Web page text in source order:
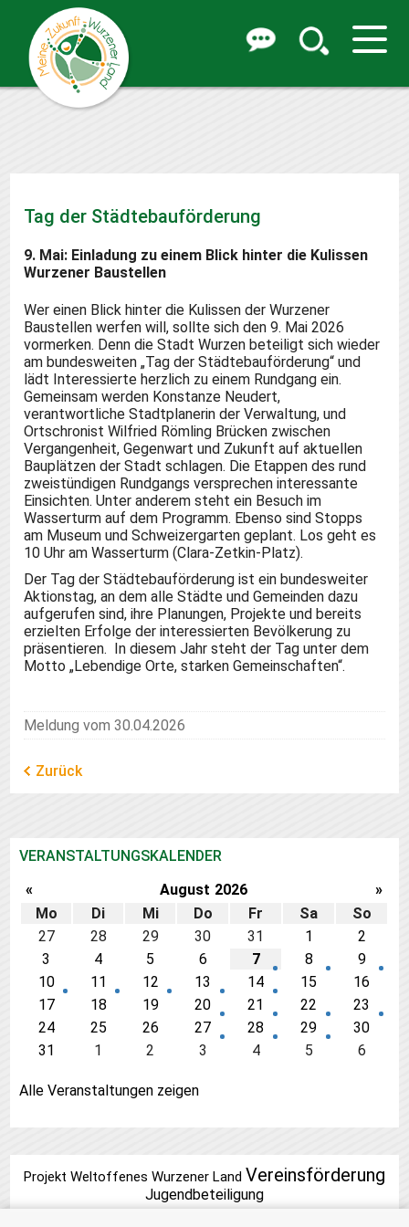
Tag der Städtebauförderung
9. Mai: Einladung zu einem Blick hinter die Kulissen
Wurzener Baustellen
Wer einen Blick hinter die Kulissen der Wurzener
Baustellen werfen will, sollte sich den 9. Mai 2026
vormerken. Denn die Stadt Wurzen beteiligt sich wieder
am bundesweiten „Tag der Städtebauförderung“ und
lädt Interessierte herzlich zu einem Rundgang ein.
Gemeinsam werden Konstanze Neudert,
verantwortliche Stadtplanerin der Verwaltung, und
Ortschronist Wilfried Römling Brücken zwischen
Vergangenheit, Gegenwart und Zukunft auf aktuellen
Bauplätzen der Stadt schlagen. Die Etappen des rund
zweistündigen Rundgangs versprechen interessante
Einsichten. Unter anderem steht ein Besuch im
Wasserturm auf dem Programm. Ebenso sind Stopps
am Museum und Schweizergarten geplant. Los geht es
10 Uhr am Wasserturm (Clara-Zetkin-Platz).
Der Tag der Städtebauförderung ist ein bundesweiter
Aktionstag, an dem alle Städte und Gemeinden dazu
aufgerufen sind, ihre Planungen, Projekte und bereits
erzielten Erfolge der interessierten Bevölkerung zu
präsentieren. In diesem Jahr steht der Tag unter dem
Motto „Lebendige Orte, starken Gemeinschaften“.
Meldung vom 30.04.2026
Zurück
VERANSTALTUNGSKALENDER
«
August 2026
»
Mo
Di Mi Do Fr Sa
So
27
28 29 30 31 1
2
3
4 5 6 7 8
9
10
11 12 13 14 15
16
17
18 19 20 21 22
23
24
25 26 27 28 29
30
31
1 2 3 4 5 6
Alle Veranstaltungen zeigen
Projekt Weltoffenes Wurzener Land Vereinsförderung
Jugendbeteiligung